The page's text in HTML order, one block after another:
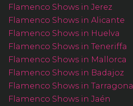
Flamenco Shows in Jerez
Flamenco Shows in Alicante
Flamenco Shows in Huelva
Flamenco Shows in Teneriffa
Flamenco Shows in Mallorca
Flamenco Shows in Badajoz
Flamenco Shows in Tarragona
Flamenco Shows in Jaén